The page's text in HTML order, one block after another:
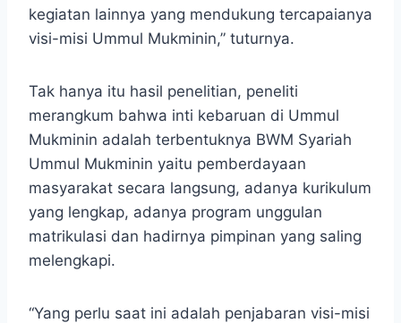
kegiatan lainnya yang mendukung tercapaianya
visi-misi Ummul Mukminin,” tuturnya.
Tak hanya itu hasil penelitian, peneliti
merangkum bahwa inti kebaruan di Ummul
Mukminin adalah terbentuknya BWM Syariah
Ummul Mukminin yaitu pemberdayaan
masyarakat secara langsung, adanya kurikulum
yang lengkap, adanya program unggulan
matrikulasi dan hadirnya pimpinan yang saling
melengkapi.
“Yang perlu saat ini adalah penjabaran visi-misi